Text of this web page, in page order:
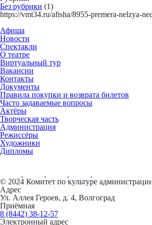
Без рубрики (1)
https://vmt34.ru/afisha/8955-premera-nelzya-
Афиша
Новости
Спектакли
О театре
Виртуальный тур
Вакансии
Контакты
Документы
Правила покупки и возврата билетов
Часто задаваемые вопросы
Актёры
Творческая часть
Администрация
Режиссёры
Художники
Дипломы
© 2024 Комитет по культуре
Адрес
Ул. Аллея Героев, д. 4, Волгоград
Приёмная
8 (8442) 38-12-57
Электронный адрес